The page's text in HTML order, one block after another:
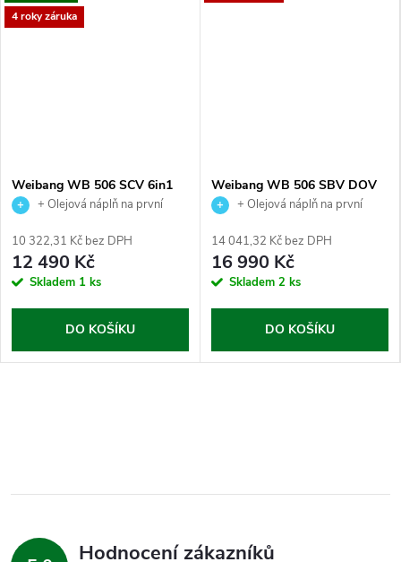
4 roky záruka
Weibang WB 506 SCV 6in1
+ Olejová náplň na první
10 322,31 Kč bez DPH
12 490 Kč
Skladem 1 ks
DO KOŠÍKU
Weibang WB 506 SBV DOV
6in1 + Olejová náplň na první
14 041,32 Kč bez DPH
16 990 Kč
Skladem 2 ks
DO KOŠÍKU
Hodnocení zákazníků